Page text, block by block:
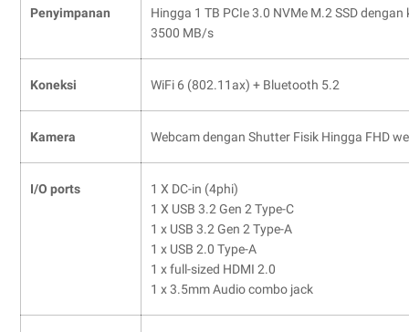
Penyimpanan
Hingga 1 TB PCIe 3.0 NVMe M.2 SSD
3500 MB/s
Koneksi WiFi 6 (802.11ax) + Bluetooth 5.2
Kamera Webcam dengan Shutter Fisik Hingga FHD
I/O ports
1 X DC-in (4phi)
1 X USB 3.2 Gen 2 Type-C
1 x USB 3.2 Gen 2 Type-A
1 x USB 2.0 Type-A
1 x full-sized HDMI 2.0
1 x 3.5mm Audio combo jack